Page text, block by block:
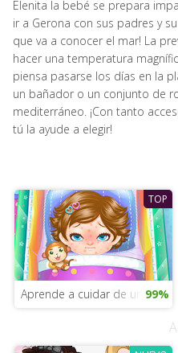
Elenita la bebé se prepara
ir a Gerona con sus padres y
que va a conocer el mar! La
hacer una temperatura
piensa pasarse los días en la
un bañador o un conjunto de
mediterráneo. ¡Con tanto
tú la ayude a elegir!
TOP
Aprende a cuidar de un bebé
99%